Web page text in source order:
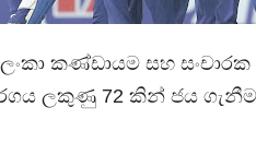
ලංකා කණ්ඩායම සහ
ලකුණු 72 කින් ජය